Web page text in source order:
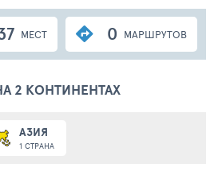
МЕСТ 0 МАРШРУТОВ
2 КОНТИНЕНТАХ
АЗИЯ
1 СТРАНА